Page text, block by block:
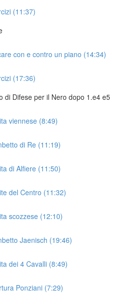
(11:37)
con e contro un piano (14:34)
(17:36)
di Difese per il Nero dopo 1.e4 e5
viennese (8:49)
di Re (11:19)
di Alfiere (11:50)
del Centro (11:32)
scozzese (12:10)
Jaenisch (19:46)
dei 4 Cavalli (8:49)
Ponziani (7:29)